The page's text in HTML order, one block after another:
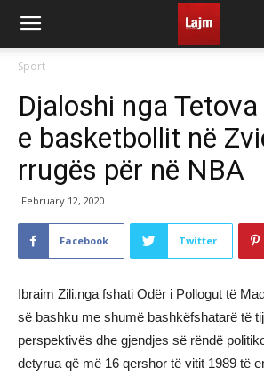
Sport
Djaloshi nga
e basketbollit në
rrugës për në NBA
February 12, 2020
Facebook Twitter
Ibraim Zili,nga fshati Odër i Pollogut të
së bashku me shumë bashkëfshatarë të
perspektivës dhe gjendjes së rëndë
detyrua që më 16 qershor të vitit 1989 të